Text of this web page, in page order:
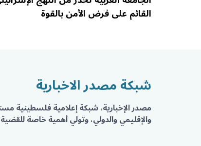
القائم على فرض الأمن بالقوة
شبكة مصدر الاخبارية
مصدر الإخبارية، شبكة إعلامية فلسطينية
والإقليمي والدولي، وتولي أهمية خاصة